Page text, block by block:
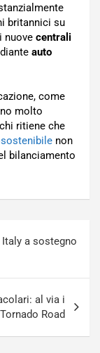
britannici su
nuove centrali
auto
come
molto
ritiene che
non
bilanciamento
a sostegno
al via i
Road